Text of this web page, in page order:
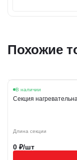
Похожие
В наличии
Секция
Длина секции
0 ₽/шт